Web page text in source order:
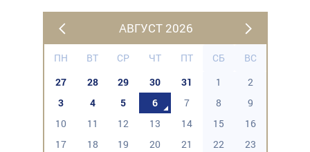
АВГУСТ 2026
ПН ВТ СР ЧТ ПТ СБ
ВС
27
28 29 30 31 1
2
3
4 5 6 7 8
9
10
11 12 13 14 15
16
17
18 19 20 21 22
23